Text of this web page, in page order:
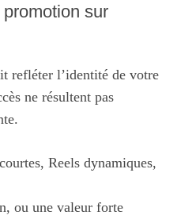
sur
refléter l’identité de votre
ne résultent pas
Reels dynamiques,
ou une valeur forte